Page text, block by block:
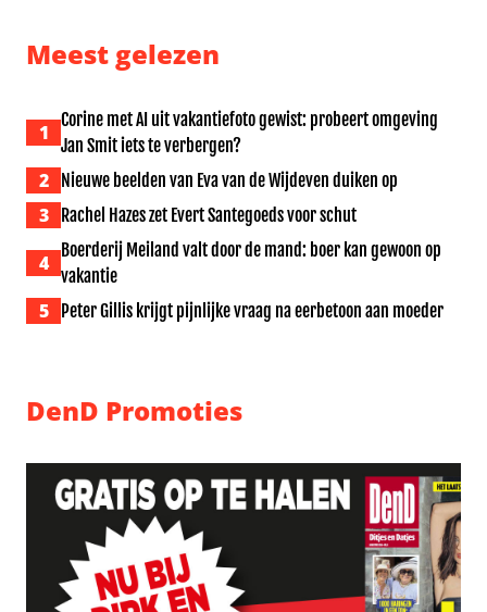
Meest gelezen
1
Corine met AI uit vakantiefoto gewist: probeert omgeving
Jan Smit iets te verbergen?
2 Nieuwe beelden van Eva van de Wijdeven duiken op
3 Rachel Hazes zet Evert Santegoeds voor schut
4
Boerderij Meiland valt door de mand: boer kan gewoon op
vakantie
5 Peter Gillis krijgt pijnlijke vraag na eerbetoon aan moeder
DenD Promoties